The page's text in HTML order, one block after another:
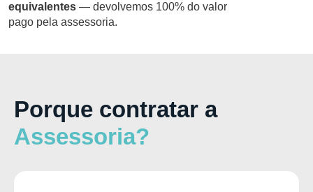
equivalentes — devolvemos 100% do valor
pago pela assessoria.
Porque contratar a
Assessoria?